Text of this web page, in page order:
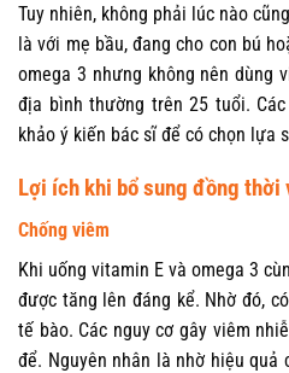
Tuy nhiên, không phải lúc nào
là với mẹ bầu, đang cho con bú
omega 3 nhưng không nên dùng
địa bình thường trên 25 tuổi.
khảo ý kiến bác sĩ để có chọn lựa
Lợi ích khi bổ sung đồng thời
Chống viêm
Khi uống vitamin E và omega 3
được tăng lên đáng kể. Nhờ đó,
tế bào. Các nguy cơ gây viêm
để. Nguyên nhân là nhờ hiệu quả